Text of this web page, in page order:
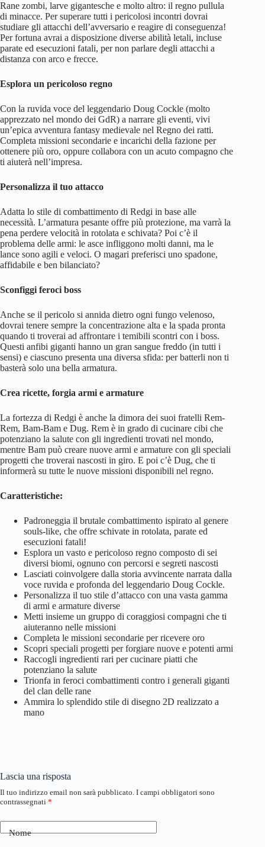
Rane zombi, larve gigantesche e molto altro: il regno pullula
di minacce. Per superare tutti i pericolosi incontri dovrai
studiare gli attacchi dell’avversario e reagire di conseguenza!
Per fortuna avrai a disposizione diverse abilità letali, incluse
parate ed esecuzioni fatali, per non parlare degli attacchi a
distanza con arco e frecce.
Esplora un pericoloso regno
Con la ruvida voce del leggendario Doug Cockle (molto
apprezzato nel mondo dei GdR) a narrare gli eventi, vivi
un’epica avventura fantasy medievale nel Regno dei ratti.
Completa missioni secondarie e incarichi della fazione per
ottenere più oro, oppure collabora con un acuto compagno che
ti aiuterà nell’impresa.
Personalizza il tuo attacco
Adatta lo stile di combattimento di Redgi in base alle
necessità. L’armatura pesante offre più protezione, ma varrà la
pena perdere velocità in rotolata e schivata? Poi c’è il
problema delle armi: le asce infliggono molti danni, ma le
lance sono agili e veloci. O magari preferisci uno spadone,
affidabile e ben bilanciato?
Sconfiggi feroci boss
Anche se il pericolo si annida dietro ogni fungo velenoso,
dovrai tenere sempre la concentrazione alta e la spada pronta
quando ti troverai ad affrontare i temibili scontri con i boss.
Questi anfibi giganti hanno un gran sangue freddo (in tutti i
sensi) e ciascuno presenta una diversa sfida: per batterli non ti
basterà solo una bella armatura.
Crea ricette, forgia armi e armature
La fortezza di Redgi è anche la dimora dei suoi fratelli Rem-
Rem, Bam-Bam e Dug. Rem è in grado di cucinare cibi che
potenziano la salute con gli ingredienti trovati nel mondo,
mentre Bam può creare nuove armi e armature con gli speciali
progetti che troverai nascosti in giro. E poi c’è Dug, che ti
informerà su tutte le nuove missioni disponibili nel regno.
Caratteristiche:
Padroneggia il brutale combattimento ispirato al genere
souls-like, che offre schivate in rotolata, parate ed
esecuzioni fatali!
Esplora un vasto e pericoloso regno composto di sei
diversi biomi, ognuno con percorsi e segreti nascosti
Lasciati coinvolgere dalla storia avvincente narrata dalla
voce ruvida e profonda del leggendario Doug Cockle.
Personalizza il tuo stile d’attacco con una vasta gamma
di armi e armature diverse
Metti insieme un gruppo di coraggiosi compagni che ti
aiuteranno nelle missioni
Completa le missioni secondarie per ricevere oro
Scopri speciali progetti per forgiare nuove e potenti armi
Raccogli ingredienti rari per cucinare piatti che
potenziano la salute
Trionfa in feroci combattimenti contro i generali giganti
del clan delle rane
Ammira lo splendido stile di disegno 2D realizzato a
mano
Lascia una risposta
Il tuo indirizzo email non sarà pubblicato. I campi obbligatori sono
contrassegnati *
Nome